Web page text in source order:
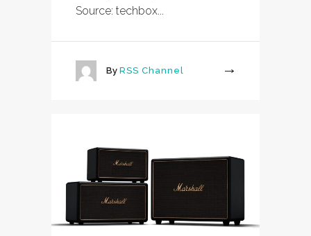
Source: techbox...
By RSS Channel
More